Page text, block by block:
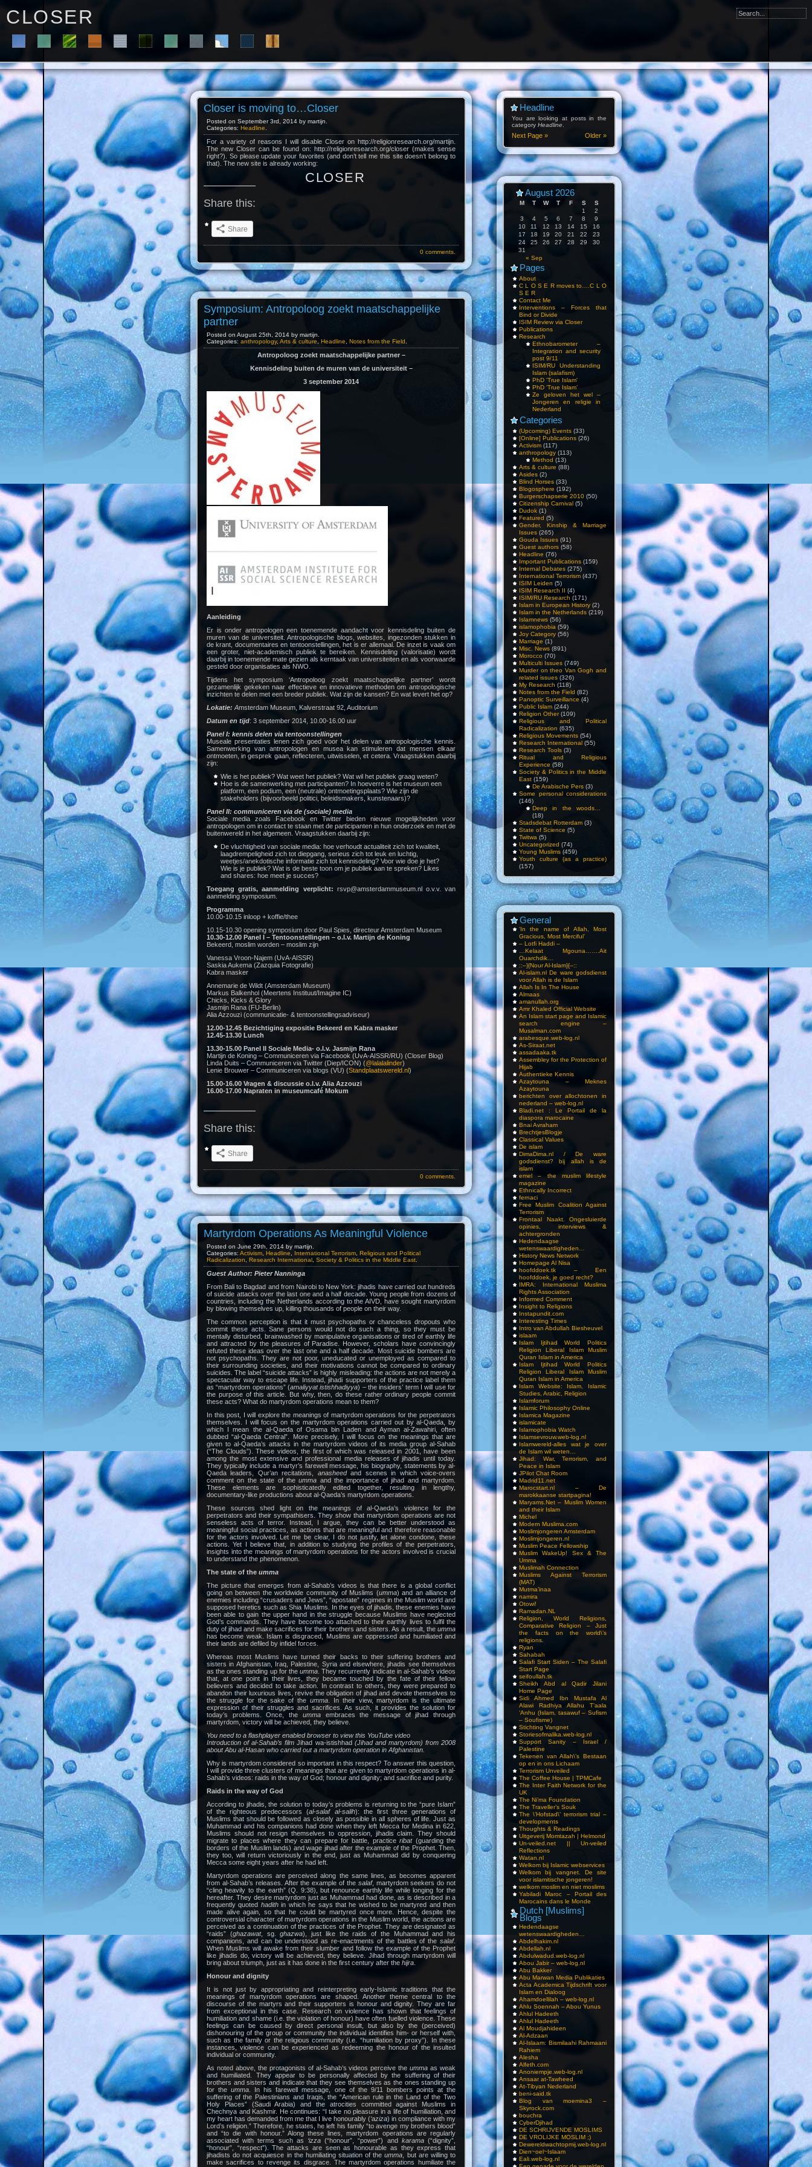
C L O S E R
Headline
You are looking at posts in the
category Headline
Older »
Next Page »
August 2026
M T W T F S S
« Sep
1
2
3
4 5 6 7 8
9
10
11 12 13 14 15
16
17
18 19 20 21 22
23
24
25 26 27 28 29
30
31
Pages
About
C L O S E R moves to….C L O
S E R
Contact Me
Interventions – Forces that
Bind or Divide
ISIM Review via Closer
Publications
Research
Ethnobarometer –
Integration and security
post 9/11
ISIM/RU Understanding
Islam (salafism)
PhD 'True Islam'
PhD ‘True Islam’
Ze geloven het wel –
Jongeren en religie in
Nederland
Categories
(Upcoming) Events (33)
[Online] Publications (26)
Activism (117)
anthropology (113)
Method (13)
Arts & culture (88)
Asides (2)
Blind Horses (33)
Blogosphere (192)
Burgerschapserie 2010 (50)
Citizenship Carnival (5)
Dudok (1)
Featured (5)
Gender, Kinship & Marriage
Issues (265)
Gouda Issues (91)
Guest authors (58)
Headline (76)
Important Publications (159)
Internal Debates (275)
International Terrorism (437)
ISIM Leiden (5)
ISIM Research II (4)
ISIM/RU Research (171)
Islam in European History (2)
Islam in the Netherlands (219)
Islamnews (56)
islamophobia (59)
Joy Category (56)
Marriage (1)
Misc. News (891)
Morocco (70)
Multiculti Issues (749)
Murder on theo Van Gogh and
related issues (326)
My Research (118)
Notes from the Field (82)
Panoptic Surveillance (4)
Public Islam (244)
Religion Other(109)
Religious and Political
Radicalization (635)
Religious Movements (54)
Research International (55)
Research Tools (3)
Ritual and Religious
Experience (58)
Society & Politics in the Middle
East (159)
De Arabische Pers (3)
Some personal considerations
(146)
Deep in the woods…
(18)
Stadsdebat Rotterdam (3)
State of Science (5)
Twitwa (5)
Uncategorized (74)
Young Muslims (459)
Youth culture (as a practice)
(157)
General
‘In the name of Allah, Most
Gracious, Most Merciful’
– Lotfi Haddi –
…Kelaat Mgouna…….Ait
Ouarchdik…
::–}{Nour Al-Islam}{–::
Al-islam.nl De ware godsdienst
voor Allah is de Islam
Allah Is In The House
Almaas
amanullah.org
Amr Khaled Official Website
An Islam start page and Islamic
search engine –
Musalman.com
arabesque.web-log.nl
As-Siraat.net
assadaaka.tk
Assembley for the Protection of
Hijab
Authentieke Kennis
Azaytouna – Meknes
Azaytouna
berichten over allochtonen in
nederland – web-log.nl
Bladi.net : Le Portail de la
diaspora marocaine
Bnai Avraham
BrechtjesBlogje
Classical Values
De islam
DimaDima.nl / De ware
godsdienst? bij allah is de
islam
emel – the muslim lifestyle
magazine
Ethnically Incorrect
fernaci
Free Muslim Coalition Against
Terrorism
Frontaal Naakt. Ongesluierde
opinies, interviews &
achtergronden
Hedendaagse
wetenswaardigheden…
History News Network
Homepage Al Nisa
hoofddoek.tk – Een
hoofddoek, je goed recht?
IMRA: International Muslima
Rights Association
Informed Comment
Insight to Religions
Instapundit.com
Interesting Times
Intro van Abdullah Biesheuvel
islaam
Islam Ijtihad World Politics
Religion Liberal Islam Muslim
Quran Islam in America
Islam Ijtihad World Politics
Religion Liberal Islam Muslim
Quran Islam in America
Islam Website: Islam, Islamic
Studies, Arabic, Religion
Islamforum
Islamic Philosophy Online
Islamica Magazine
islamicate
Islamophobia Watch
Islamsevrouw.web-log.nl
Islamwereld-alles wat je over
de Islam wil weten…
Jihad: War, Terrorism, and
Peace in Islam
JPilot Chat Room
Madrid11.net
Marocstart.nl – De
marokkaanse startpagina!
Maryams.Net – Muslim Women
and their Islam
Michel
Modern Muslima.com
Moslimjongeren Amsterdam
Moslimjongeren.nl
Muslim Peace Fellowship
Muslim WakeUp! Sex & The
Umma
Muslimah Connection
Muslims Against Terrorism
(MAT)
Mutma’inaa
namira
Otowi!
Ramadan.NL
Religion, World Religions,
Comparative Religion – Just
the facts on the world\’s
religions.
Ryan
Sahabah
Salafi Start Siden – The Salafi
Start Page
seifoullah.tk
Sheikh Abd al Qadir Jilani
Home Page
Sidi Ahmed Ibn Mustafa Al
Alawi Radhiya Allahu T’aala
‘Anhu (Islam, tasawuf – Sufism
– Soufisme)
Stichting Vangnet
Storiesofmalika.web-log.nl
Support Sanity – Israel /
Palestine
Tekenen van Allah\’s Bestaan
op en in ons Lichaam
Terrorism Unveiled
The Coffee House | TPMCafe
The Inter Faith Network for the
UK
The Ni’ma Foundation
The Traveller’s Souk
The \’Hofstad\’ terrorism trial –
developments
Thoughts & Readings
Uitgeverij Momtazah | Helmond
Un-veiled.net || Un-veiled
Reflections
Watan.nl
Welkom bij Islamic webservices
Welkom bij vangnet. De site
voor islamitische jongeren!
welkom moslim en niet moslims
Yabiladi Maroc – Portail des
Marocains dans le Monde
Dutch [Muslims]
Blogs
Hedendaagse
wetenswaardigheden…
Abdelhakim.nl
Abdellah.nl
Abdulwadud.web-log.nl
Abou Jabir – web-log.nl
Abu Bakker
Abu Marwan Media Publikaties
Acta Academica Tijdschrift voor
Islam en Dialoog
Ahamdoellilah – web-log.nl
Ahlu Soennah – Abou Yunus
Ahlul Hadeeth
Ahlul Hadeeth
Al Moudjahideen
Al-Adzaan
Al-Islaam: Bismilaahi Rahmaani
Rahiem
Alesha
Alfeth.com
Anoniempje.web-log.nl
Ansaar at-Tawheed
At-Tibyan Nederland
beni-said.tk
Blog van moemina3 –
Skyrock.com
bouchra
CyberDjihad
DE SCHRIJVENDE MOSLIMS
DE VROLIJKE MOSLIM ;)
Dewereldwachtopmij.web-log.nl
Dien~oel~Islaam
Eali.web-log.nl
Closer is moving to…Closer
Posted on September 3rd, 2014 by martijn.
Categories: Headline
For a variety of reasons I will disable Closer on http://religionresearch.org/martijn.
The new Closer can be found on: http://religionresearch.org/closer (makes sense
right?). So please update your favorites (and don’t tell me this site doesn’t belong to
that). The new site is already working:
C L O S E R
Share this:
Share
0 comments.
Symposium: Antropoloog zoekt maatschappelijke
partner
Posted on August 25th, 2014 by martijn.
Categories: anthropology, Arts & culture Headline Notes from the Field
Antropoloog zoekt maatschappelijke partner –
Kennisdeling buiten de muren van de universiteit –
3 september 2014
Aanleiding
Er is onder antropologen een toenemende aandacht voor kennisdeling buiten de
muren van de universiteit. Antropologische blogs, websites, ingezonden stukken in
de krant, documentaires en tentoonstellingen, het is er allemaal. De inzet is vaak om
een groter, niet-academisch publiek te bereiken. Kennisdeling (valorisatie) wordt
daarbij in toenemende mate gezien als kerntaak van universiteiten en als voorwaarde
gesteld door organisaties als NWO.
Tijdens het symposium ‘Antropoloog zoekt maatschappelijke partner’ wordt
gezamenlijk gekeken naar effectieve en innovatieve methoden om antropologische
inzichten te delen met een breder publiek. Wat zijn de kansen? En wat levert het op?
Lokatie: Amsterdam Museum, Kalverstraat 92, Auditorium
Datum en tijd: 3 september 2014, 10.00-16.00 uur
Panel I: kennis delen via tentoonstellingen
Museale presentaties lenen zich goed voor het delen van antropologische kennis.
Samenwerking van antropologen en musea kan stimuleren dat mensen elkaar
ontmoeten, in gesprek gaan, reflecteren, uitwisselen, et cetera. Vraagstukken daarbij
zijn:
Wie is het publiek? Wat weet het publiek? Wat wil het publiek graag weten?
Hoe is de samenwerking met participanten? In hoeverre is het museum een
platform, een podium, een (neutrale) ontmoetingsplaats? Wie zijn de
stakeholders (bijvoorbeeld politici, beleidsmakers, kunstenaars)?
Panel II: communiceren via de (sociale) media
Sociale media zoals Facebook en Twitter bieden nieuwe mogelijkheden voor
antropologen om in contact te staan met de participanten in hun onderzoek en met de
buitenwereld in het algemeen. Vraagstukken daarbij zijn:
De vluchtigheid van sociale media: hoe verhoudt actualiteit zich tot kwaliteit,
laagdrempeligheid zich tot diepgang, serieus zich tot leuk en luchtig,
weetjes/anekdotische informatie zich tot kennisdeling? Voor wie doe je het?
Wie is je publiek? Wat is de beste toon om je publiek aan te spreken? Likes
and shares: hoe meet je succes?
Toegang gratis, aanmelding verplicht: rsvp@amsterdammuseum.nl o.v.v. van
aanmelding symposium.
Programma
10.00-10.15 inloop + koffie/thee
10.15-10.30 opening symposium door Paul Spies, directeur Amsterdam Museum
10.30-12.00 Panel I – Tentoonstellingen – o.l.v. Martijn de Koning
Bekeerd, moslim worden – moslim zijn
Vanessa Vroon-Najem (UvA-AISSR)
Saskia Aukema (Zazquia Fotografie)
Kabra masker
Annemarie de Wildt (Amsterdam Museum)
Markus Balkenhol (Meertens Instituut/Imagine IC)
Chicks, Kicks & Glory
Jasmijn Rana (FU-Berlin)
Alia Azzouzi (communicatie- & tentoonstellingsadviseur)
12.00-12.45 Bezichtiging expositie Bekeerd en Kabra masker
12.45-13.30 Lunch
13.30-15.00 Panel II Sociale Media- o.l.v. Jasmijn Rana
Martijn de Koning – Communiceren via Facebook (UvA-AISSR/RU) (Closer Blog)
Linda Duits – Communiceren via Twitter (Diep/ICON) (@lalalalinder)
Lenie Brouwer – Communiceren via blogs (VU) (Standplaatswereld.nl)
15.00-16.00 Vragen & discussie o.l.v. Alia Azzouzi
16.00-17.00 Napraten in museumcafé Mokum
Share this:
Share
0 comments.
Martyrdom Operations As Meaningful Violence
Posted on June 29th, 2014 by martijn.
Categories: Activism, Headline, International Terrorism, Religious and Political
Radicalization, Research International, Society & Politics in the Middle East.
Guest Author: Pieter Nanninga
From Bali to Bagdad and from Nairobi to New York: jihadis have carried out hundreds
of suicide attacks over the last one and a half decade. Young people from dozens of
countries, including the Netherlands according to the AIVD, have sought martyrdom
by blowing themselves up, killing thousands of people on their way.
The common perception is that it must psychopaths or chanceless dropouts who
commit these acts. Sane persons would not do such a thing, so they must be
mentally disturbed, brainwashed by manipulative organisations or tired of earthly life
and attracted by the pleasures of Paradise. However, scholars have convincingly
refuted these ideas over the last one and a half decade. Most suicide bombers are
not psychopaths. They are not poor, uneducated or unemployed as compared to
their surrounding societies, and their motivations cannot be compared to ordinary
suicides. The label “suicide attacks” is highly misleading: the actions are not merely a
spectacular way to escape life. Instead, jihadi supporters of the practice label them
as “martyrdom operations” (amaliyyat istishhadiyya) – the insiders’ term I will use for
the purpose of this article. But why, then, do these rather ordinary people commit
these acts? What do martyrdom operations mean to them?
In this post, I will explore the meanings of martyrdom operations for the perpetrators
themselves. I will focus on the martyrdom operations carried out by al-Qaeda, by
which I mean the al-Qaeda of Osama bin Laden and Ayman al-Zawahiri, often
dubbed “al-Qaeda Central”. More precisely, I will focus on the meanings that are
given to al-Qaeda’s attacks in the martyrdom videos of its media group al-Sahab
(“The Clouds”). These videos, the first of which was released in 2001, have been
among the most extensive and professional media releases of jihadis until today.
They typically include a martyr’s farewell message, his biography, statements by al-
Qaeda leaders, Qur’an recitations, anasheedand scenes in which voice-overs
comment on the state of theumma and the importance of jihad and martyrdom.
These elements are sophisticatedly edited together, resulting in lengthy,
documentary-like productions about al-Qaeda’s martyrdom operations.
These sources shed light on the meanings of al-Qaeda’s violence for the
perpetrators and their sympathisers. They show that martyrdom operations are not
senseless acts of terror. Instead, I argue, they can be better understood as
meaningful social practices, as actions that are meaningful and therefore reasonable
for the actors involved. Let me be clear, I do not justify, let alone condone, these
actions. Yet I believe that, in addition to studying the profiles of the perpetrators,
insights into the meanings of martyrdom operations for the actors involved is crucial
to understand the phenomenon.
The state of the umma
The picture that emerges from al-Sahab’s videos is that there is a global conflict
going on between the worldwide community of Muslims (umma) and an alliance of
enemies including “crusaders and Jews”, “apostate” regimes in the Muslim world and
supposed heretics such as Shia Muslims. In the eyes of jihadis, these enemies have
been able to gain the upper hand in the struggle because Muslims have neglected
God’s commands. They have become too attached to their earthly lives to fulfil the
duty of jihad and make sacrifices for their brothers and sisters. As a result, the umma
has become weak. Islam is disgraced, Muslims are oppressed and humiliated and
their lands are defiled by infidel forces.
Whereas most Muslims have turned their backs to their suffering brothers and
sisters in Afghanistan, Iraq, Palestine, Syria and elsewhere, jihadis see themselves
as the ones standing up for theumma . They recurrently indicate in al-Sahab’s videos
that, at one point in their lives, they became touched by the fate of their fellow
believers and decided to take action. In contrast to others, they were prepared to
abandon their luxurious lives, revive the obligation of jihad and devote themselves to
the struggle for the sake of the umma . In their view, martyrdom is the ultimate
expression of their struggles and sacrifices. As such, it provides the solution for
today’s problems. Once, the umma embraces the message of jihad through
martyrdom, victory will be achieved, they believe.
You need to a flashplayer enabled browser to view this YouTube video
Introduction of al-Sahab’s filmJihad wa-istishhad (Jihad and martyrdom) from 2008
about Abu al-Hasan who carried out a martyrdom operation in Afghanistan.
Why is martyrdom considered so important in this respect? To answer this question,
I will provide three clusters of meanings that are given to martyrdom operations in al-
Sahab’s videos: raids in the way of God; honour and dignity; and sacrifice and purity.
Raids in the way of God
According to jihadis, the solution to today’s problems is returning to the “pure Islam”
of the righteous predecessors (al-salaf al-salih): the first three generations of
Muslims that should be followed as closely as possible in all spheres of life. Just as
Muhammad and his companions had done when they left Mecca for Medina in 622,
Muslims should not resign themselves to oppression, jihadis claim. They should
migrate to places where they can prepare for battle, practiceribat(guarding the
borders of the Muslim lands) and wage jihad after the example of the Prophet. Then,
they too, will return victoriously in the end, just as Muhammad did by conquering
Mecca some eight years after he had left.
Martyrdom operations are perceived along the same lines, as becomes apparent
from al-Sahab’s releases. After the example of the salaf, martyrdom seekers do not
“cling heavily to the earth” (Q. 9:38), but renounce earthly life while longing for the
hereafter. They desire martyrdom just as Muhammad had done, as is described in a
frequently quoted hadithin which he says that he wished to be martyred and then
made alive again, so that he could be martyred once more. Hence, despite the
controversial character of martyrdom operations in the Muslim world, the actions are
perceived as a continuation of the practices of the Prophet. They are designated as
“raids” (ghazawat, sg.ghazwa), just like the raids of the Muhammad and his
companions, and can be understood as re-enactments of the battles of the salaf.
When Muslims will awake from their slumber and follow the example of the Prophet
like jihadis do, victory will be achieved, they believe. Jihad through martyrdom will
bring about triumph, just as it has done in the first century after the hijra
Honour and dignity
It is not just by appropriating and reinterpreting early-Islamic traditions that the
meanings of martyrdom operations are shaped. Another theme central to the
discourse of the martyrs and their supporters is honour and dignity. They are far
from exceptional in this case. Research on violence has shown that feelings of
humiliation and shame (i.e. the violation of honour) have often fuelled violence. These
feelings can be caused by direct personal insult, but also by the (perceived)
dishonouring of the group or community the individual identifies him- or herself with,
such as the family or the religious community (i.e. “humiliation by proxy”). In these
instances, violence can be experienced as redeeming the honour of the insulted
individual or community.
As noted above, the protagonists of al-Sahab’s videos perceive theumma as weak
and humiliated. They appear to be personally affected by the suffering of their
brothers and sisters and indicate that they see themselves as the ones standing up
for theumma . In his farewell message, one of the 9/11 bombers points at the
suffering of the Palestinians and Iraqis, the “American rule in the Land of the Two
Holy Places” (Saudi Arabia) and the atrocities committed against Muslims in
Chechnya and Kashmir. He continues: “I take no pleasure in a life of humiliation, and
my heart has demanded from me that I live honourably (‘aziza) in compliance with my
Lord’s religion.” Therefore, he states, he left his family “to avenge my brothers blood”
and “to die with honour.” Along these lines, martyrdom operations are regularly
associated with terms such as ‘izza(“honour”, “power”) and karama(“dignity”,
“honour”, “respect”). The attacks are seen as honourable as they express that
jihadists do not acquiesce in the humiliating situation of theumma , but are willing to
make sacrifices to revenge its disgrace. The martyrdom operations humiliate the